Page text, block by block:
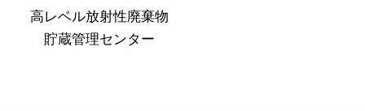
高レベル放射性廃棄物
貯蔵管理センター